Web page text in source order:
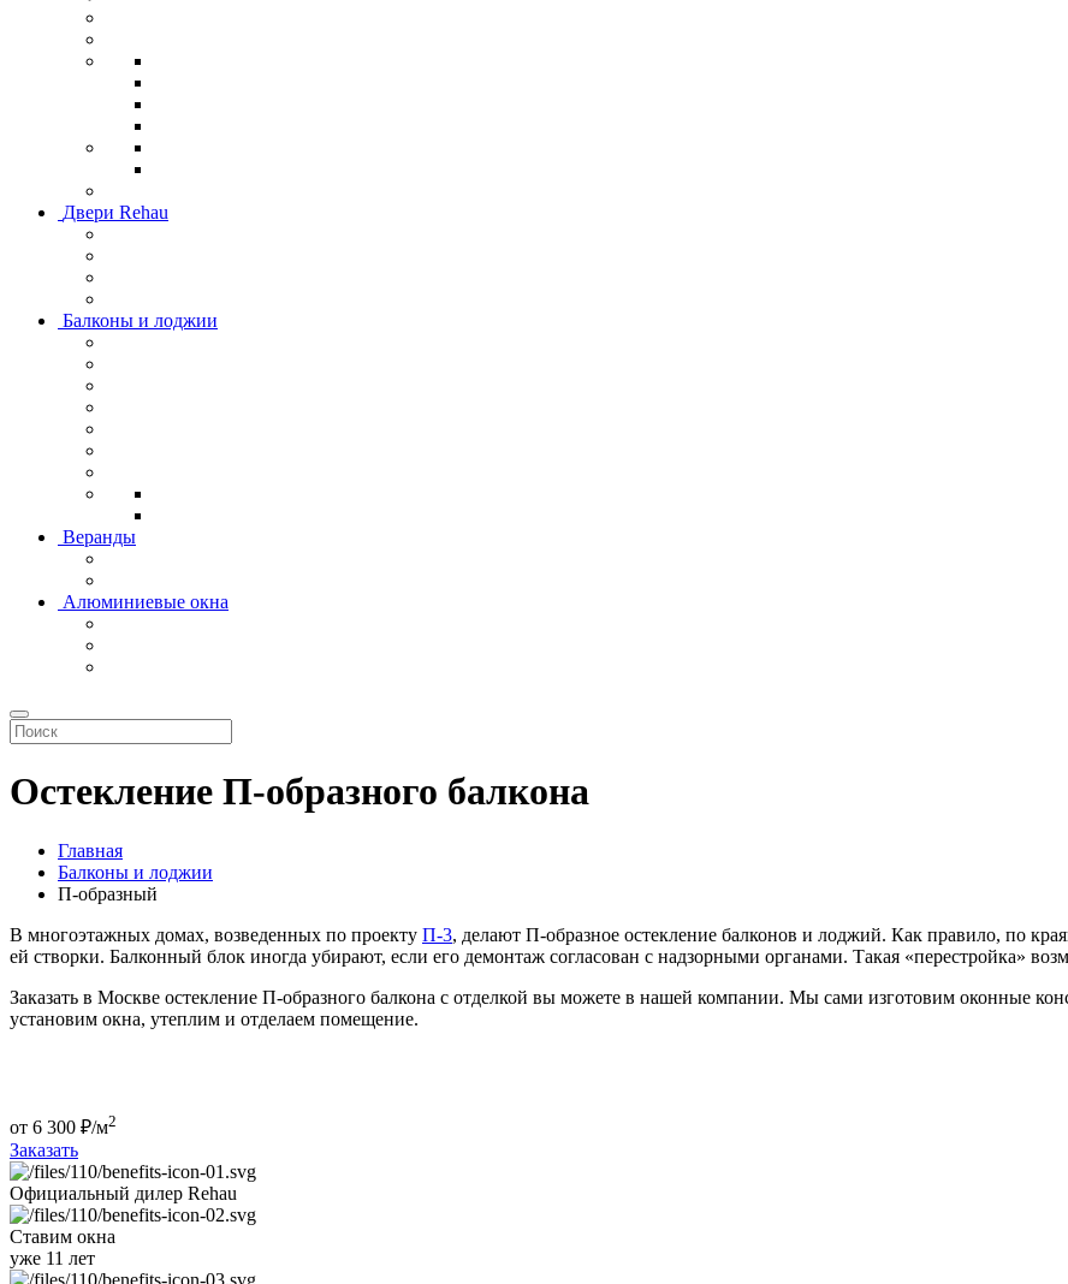
Двери Rehau
Балконы и лоджии
Веранды
Алюминиевые окна
Остекление П-образного балкона
Главная
Балконы и лоджии
П-образный
В многоэтажных домах, возведенных по проекту П-3, делают П-образное остекление балконов и лоджий. Как правило, по
ей створки. Балконный блок иногда убирают, если его демонтаж согласован с надзорными органами. Такая «перестройка»
Заказать в Москве остекление П-образного балкона с отделкой вы можете в нашей компании. Мы сами изготовим оконные
установим окна, утеплим и отделаем помещение.
от 6 300 ₽/м2
Заказать
Официальный дилер Rehau
Ставим окна
уже 11 лет